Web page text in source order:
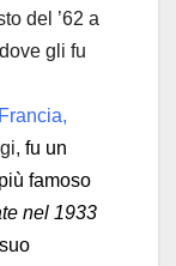
del ’62 a
gli fu
fu un
famoso
nel 1933